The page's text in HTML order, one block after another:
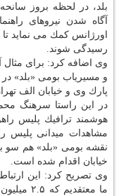
بلد، در لحظه بروز
آگاه شدن نیروهای
اورژانس كمك می نماید
رسیدگی شوند.
وی اضافه كرد: برای
و مسیریاب بومی «بلد»
پارك وی و خیابان الف
در این راستا سرهنگ
هوشمند ترافیك پلیس
مشاهدات میدانی پلیس
نقشه بومی «بلد» هم سو
خیابان اقدام شده است.
وی تصریح كرد: این ارتباط
ما معتقدیم كه ۲.۵ میلیون